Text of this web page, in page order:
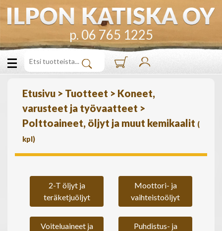
p. 06 765 1225
Etusivu > Tuotteet > Koneet,
varusteet ja työvaatteet >
Polttoaineet, öljyt ja muut kemikaalit (
kpl)
2-T öljyt ja
teräketjuöljyt
Moottori- ja
vaihteistoöljyt
Voiteluaineet ja
Puhdistus- ja